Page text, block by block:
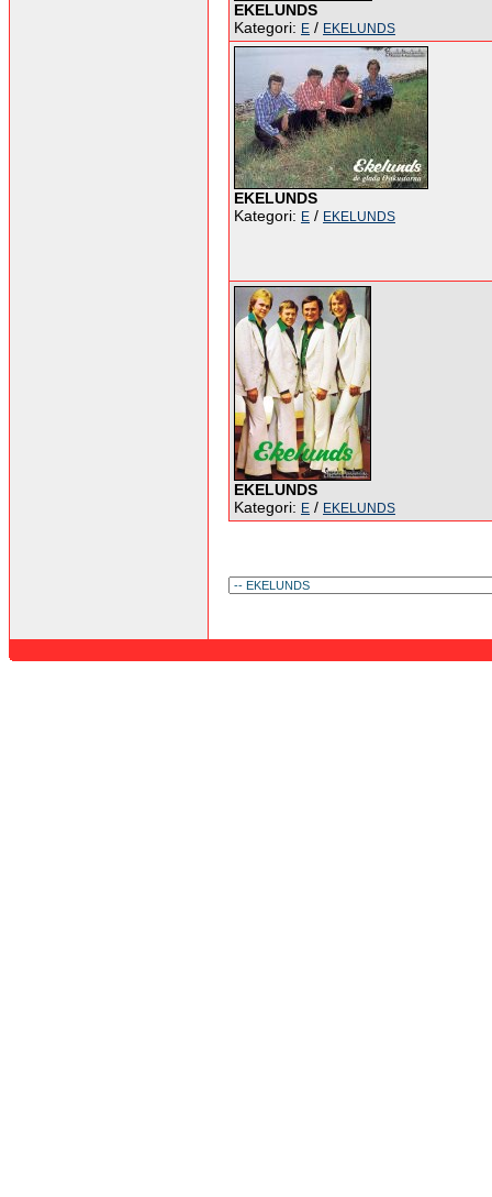
EKELUNDS
Kategori: E / EKELUNDS
EKELUNDS
Kategori: E / EKELUNDS
EKELUNDS
Kategori: E / EKELUNDS